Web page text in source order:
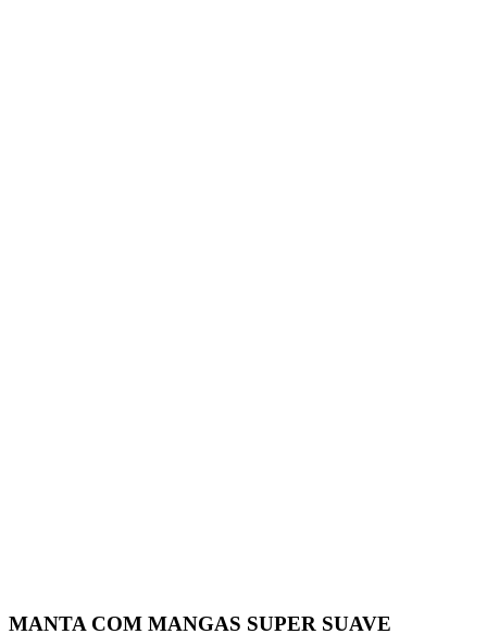
MANTA COM MANGAS SUPER SUAVE